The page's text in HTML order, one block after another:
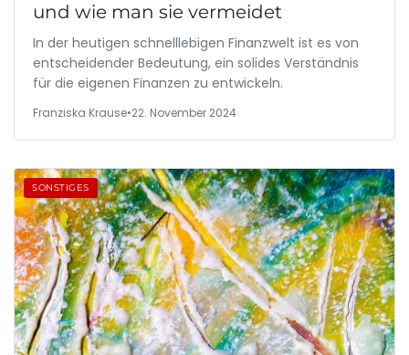
und wie man sie vermeidet
In der heutigen schnelllebigen Finanzwelt ist es von
entscheidender Bedeutung, ein solides Verständnis
für die eigenen Finanzen zu entwickeln.
Franziska Krause•22. November 2024
SONSTIGES